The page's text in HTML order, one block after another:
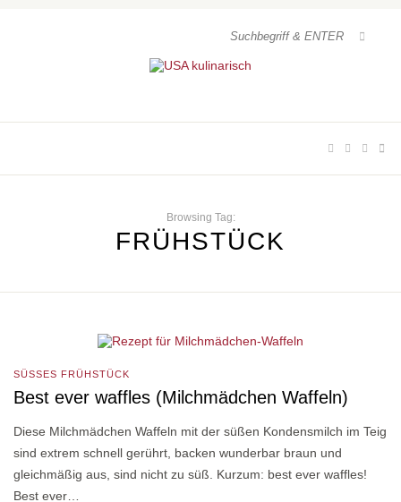
Browsing Tag:
FRÜHSTÜCK
SÜSSES FRÜHSTÜCK
Best ever waffles (Milchmädchen Waffeln)
Diese Milchmädchen Waffeln mit der süßen Kondensmilch im Teig
sind extrem schnell gerührt, backen wunderbar braun und
gleichmäßig aus, sind nicht zu süß. Kurzum: best ever waffles!
Best ever…